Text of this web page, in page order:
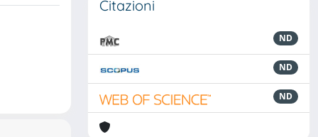
Citazioni
ND
ND
ND